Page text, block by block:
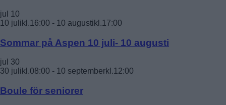
jul 10
10 julikl.16:00 - 10 augustikl.17:00
Sommar på Aspen 10 juli- 10 augusti
jul 30
30 julikl.08:00 - 10 septemberkl.12:00
Boule för seniorer